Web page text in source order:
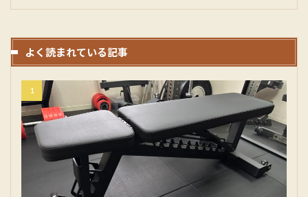
よく読まれている記事